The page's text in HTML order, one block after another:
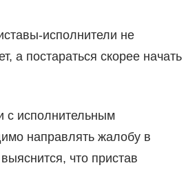
исполнители не
а постараться скорее начать
с исполнительным
направлять жалобу в
что пристав